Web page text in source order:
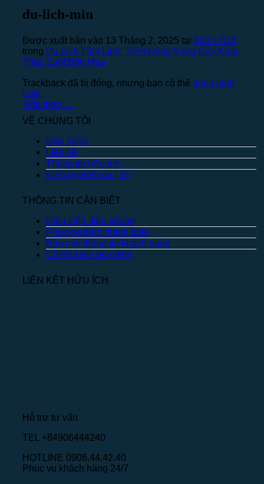
du-lich-min
Được xuất bản vào 13 Tháng 2, 2025 tại 800 × 523
trong Du Lịch Tâm Linh: Tiềm Năng Vàng Cần Khai
Thác Suốt Bốn Mùa
Trackback đã bị đóng, nhưng bạn có thể đăng bình
luận.
Tiếp theo →
VỀ CHÚNG TÔI
Giới thiệu
Liên hệ
Thông tin hữu ích
Kinh nghiệm du lịch
THÔNG TIN CẦN BIẾT
Điều kiện điều khoản
Phương thức thanh toán
Bảo mật thông tin khách hàng
Chính sách quy định
LIÊN KẾT HỮU ÍCH
Hỗ trợ tư vấn
TEL +84906444240
HOTLINE 0906.44.42.40
Phục vụ khách hàng 24/7